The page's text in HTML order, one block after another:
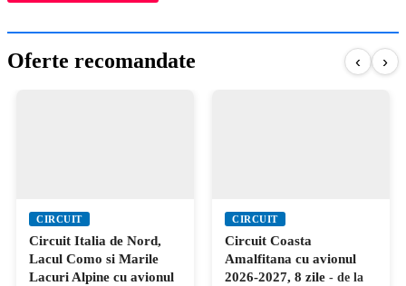
Oferte recomandate ‹ ›
CIRCUIT
Circuit Italia de Nord,
Lacul Como si Marile
Lacuri Alpine cu avionul
CIRCUIT
Circuit Coasta
Amalfitana cu avionul
2026-2027, 8 zile - de la